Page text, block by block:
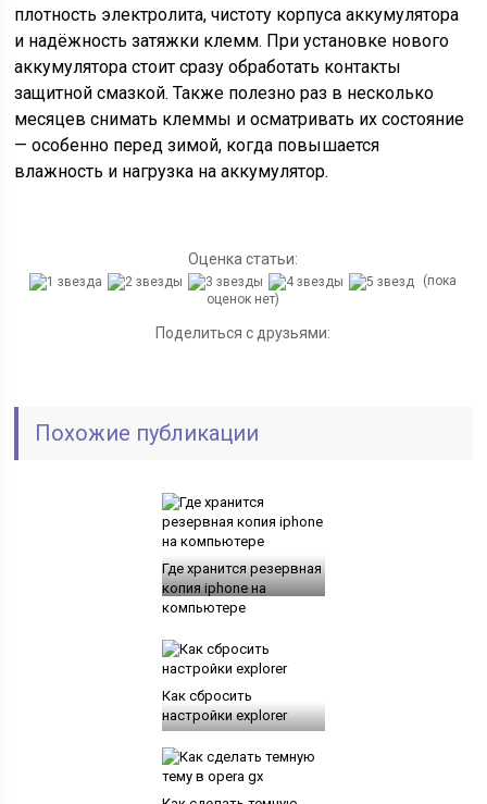
плотность электролита, чистоту корпуса аккумулятора
и надёжность затяжки клемм. При установке нового
аккумулятора стоит сразу обработать контакты
защитной смазкой. Также полезно раз в несколько
месяцев снимать клеммы и осматривать их состояние
— особенно перед зимой, когда повышается
влажность и нагрузка на аккумулятор.
Оценка статьи:
(пока
оценок нет)
Поделиться с друзьями:
Похожие публикации
Где хранится резервная
копия iphone на
компьютере
Как сбросить
настройки explorer